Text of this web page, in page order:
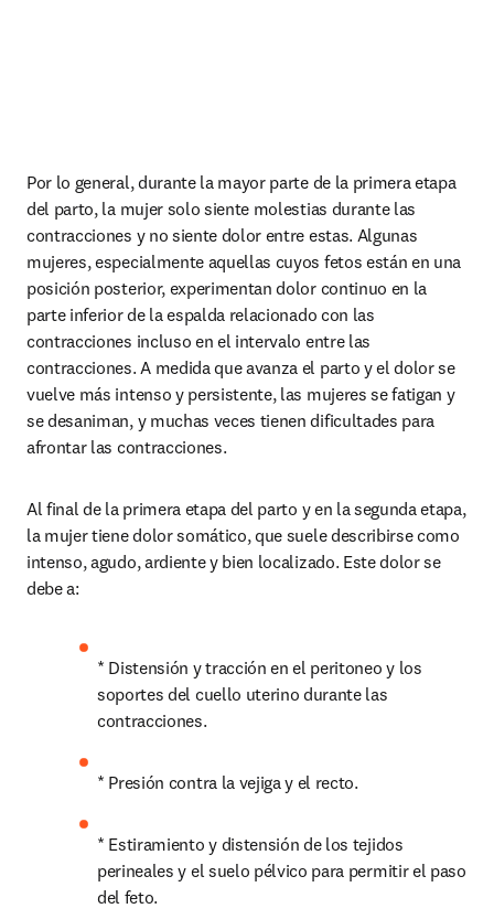
Por lo general, durante la mayor parte de la primera etapa
del parto, la mujer solo siente molestias durante las
contracciones y no siente dolor entre estas. Algunas
mujeres, especialmente aquellas cuyos fetos están en una
posición posterior, experimentan dolor continuo en la
parte inferior de la espalda relacionado con las
contracciones incluso en el intervalo entre las
contracciones. A medida que avanza el parto y el dolor se
vuelve más intenso y persistente, las mujeres se fatigan y
se desaniman, y muchas veces tienen dificultades para
afrontar las contracciones.
Al final de la primera etapa del parto y en la segunda etapa,
la mujer tiene dolor somático, que suele describirse como
intenso, agudo, ardiente y bien localizado. Este dolor se
debe a:
* Distensión y tracción en el peritoneo y los
soportes del cuello uterino durante las
contracciones.
* Presión contra la vejiga y el recto.
* Estiramiento y distensión de los tejidos
perineales y el suelo pélvico para permitir el paso
del feto.